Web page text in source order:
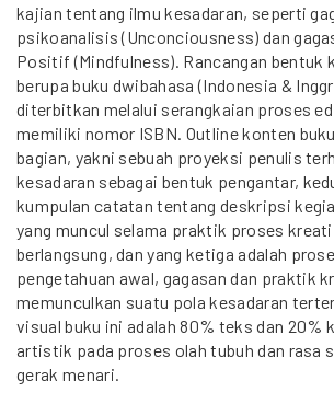
kajian tentang ilmu kesadaran, seperti
psikoanalisis (Unconciousness) dan
Positif (Mindfulness). Rancangan bentuk
berupa buku dwibahasa (Indonesia &
diterbitkan melalui serangkaian proses
memiliki nomor ISBN. Outline konten
bagian, yakni sebuah proyeksi penulis
kesadaran sebagai bentuk pengantar,
kumpulan catatan tentang deskripsi
yang muncul selama praktik proses
berlangsung, dan yang ketiga adalah
pengetahuan awal, gagasan dan praktik
memunculkan suatu pola kesadaran
visual buku ini adalah 80% teks dan 20%
artistik pada proses olah tubuh dan rasa
gerak menari.